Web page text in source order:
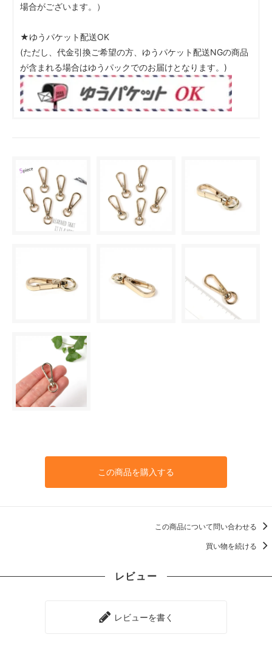
場合がございます。）
★ゆうパケット配送OK
(ただし、代金引換ご希望の方、ゆうパケット配送NGの商品
が含まれる場合はゆうパックでのお届けとなります。)
この商品を購入する
この商品について問い合わせる
買い物を続ける
レビュー
レビューを書く